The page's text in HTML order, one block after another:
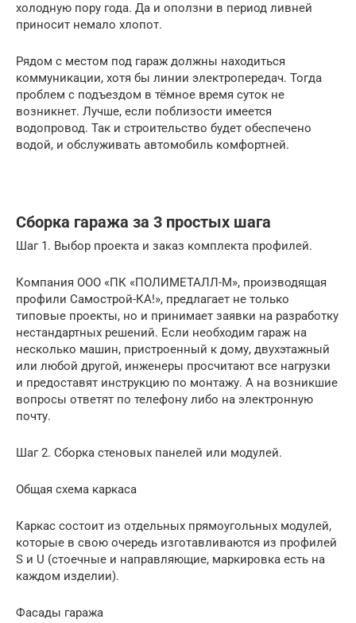
холодную пору года. Да и оползни в период ливней
приносит немало хлопот.
Рядом с местом под гараж должны находиться
коммуникации, хотя бы линии электропередач. Тогда
проблем с подъездом в тёмное время суток не
возникнет. Лучше, если поблизости имеется
водопровод. Так и строительство будет обеспечено
водой, и обслуживать автомобиль комфортней.
Сборка гаража за 3 простых шага
Шаг 1. Выбор проекта и заказ комплекта профилей.
Компания ООО «ПК «ПОЛИМЕТАЛЛ-М», производящая
профили Самострой-КА!», предлагает не только
типовые проекты, но и принимает заявки на разработку
нестандартных решений. Если необходим гараж на
несколько машин, пристроенный к дому, двухэтажный
или любой другой, инженеры просчитают все нагрузки
и предоставят инструкцию по монтажу. А на возникшие
вопросы ответят по телефону либо на электронную
почту.
Шаг 2. Сборка стеновых панелей или модулей.
Общая схема каркаса
Каркас состоит из отдельных прямоугольных модулей,
которые в свою очередь изготавливаются из профилей
S и U (стоечные и направляющие, маркировка есть на
каждом изделии).
Фасады гаража